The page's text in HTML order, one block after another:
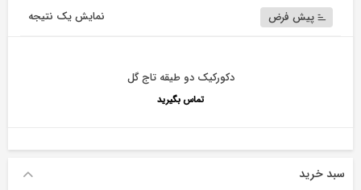
نمایش یک نتیجه پیش فرض
دکورکیک دو طیقه تاج گل
تماس بگیرید
سبد خرید